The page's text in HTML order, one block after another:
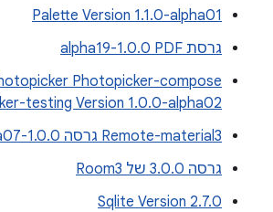
Palette Version 1.1.0-alpha01
גרסת PDF‏ 1.0.0-alpha19
Photopicker-compose
testing Version 1.0.0-alpha02
Remote-material3 גרסה 1.0.0-alpha07
גרסה 3.0.0 של Room3
Sqlite Version 2.7.0